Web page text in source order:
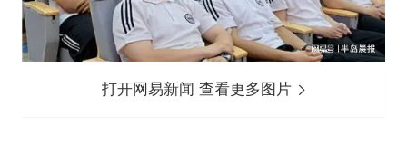
打开网易新闻 查看更多图片